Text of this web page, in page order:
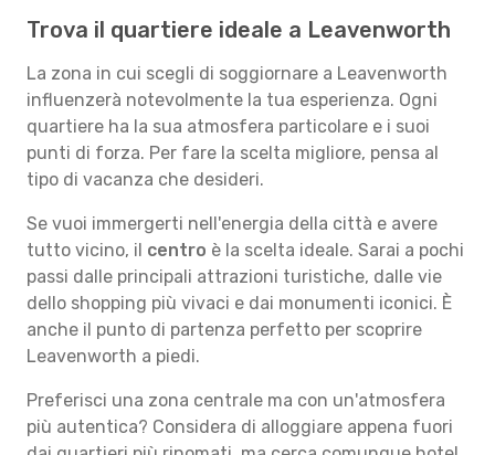
Trova il quartiere ideale a Leavenworth
La zona in cui scegli di soggiornare a Leavenworth
influenzerà notevolmente la tua esperienza. Ogni
quartiere ha la sua atmosfera particolare e i suoi
punti di forza. Per fare la scelta migliore, pensa al
tipo di vacanza che desideri.
Se vuoi immergerti nell'energia della città e avere
tutto vicino, il centro è la scelta ideale. Sarai a pochi
passi dalle principali attrazioni turistiche, dalle vie
dello shopping più vivaci e dai monumenti iconici. È
anche il punto di partenza perfetto per scoprire
Leavenworth a piedi.
Preferisci una zona centrale ma con un'atmosfera
più autentica? Considera di alloggiare appena fuori